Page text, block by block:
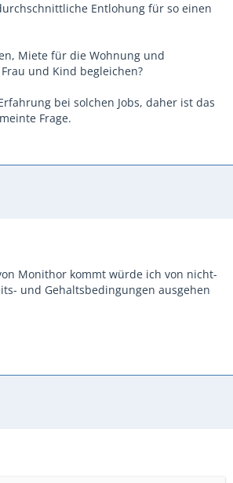
Entlohung für so einen
Miete für die Wohnung und
und Kind begleichen?
bei solchen Jobs, daher ist das
Frage.
Monithor kommt würde ich von nicht-
und Gehaltsbedingungen ausgehen